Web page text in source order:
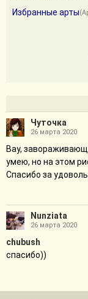
Избранные арты
Чуточка
26 марта 2020
Вау,
умею, но на этом
Спасибо за
Nunziata
26 марта 2020
chubush
спасибо))